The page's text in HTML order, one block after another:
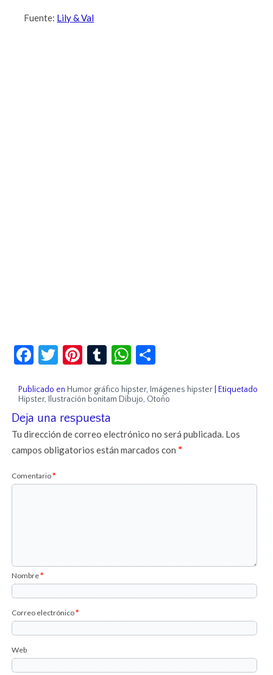
Fuente: Lily & Val
Facebook
Twitter
Pinterest
TumblrWhatsApp
Publicado en Humor gráfico hipster, Imágenes hipster |Etiquetado
Hipster, Ilustración bonitam Dibujo, Otoño
Deja una respuesta
Tu dirección de correo electrónico no será publicada. Los
campos obligatorios están marcados con*
Comentario*
Nombre*
Correo electrónico*
Web